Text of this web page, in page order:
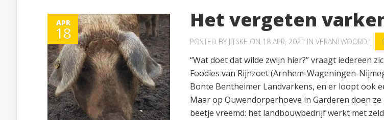
APR
18
Het vergeten
POSTED BY JITSKE ON 18 APR, 2021 IN VERANTWOORD |
“Wat doet dat wilde zwijn hier?” vraagt iedereen
Foodies van Rijnzoet (Arnhem-Wageningen-
Bonte Bentheimer Landvarkens, en er loopt ook
Maar op Ouwendorperhoeve in Garderen doen
beetje vreemd: het landbouwbedrijf werkt met